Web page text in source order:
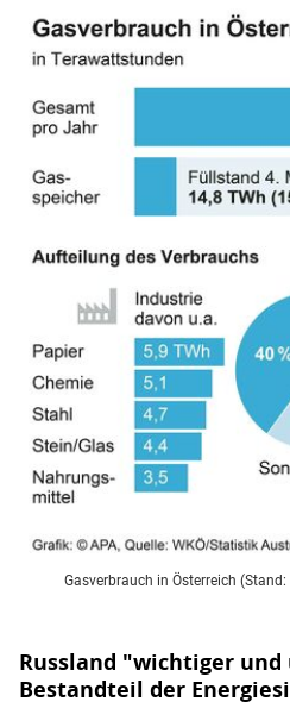
Gasverbrauch in Österreich
Russland "wichtiger
Bestandteil der